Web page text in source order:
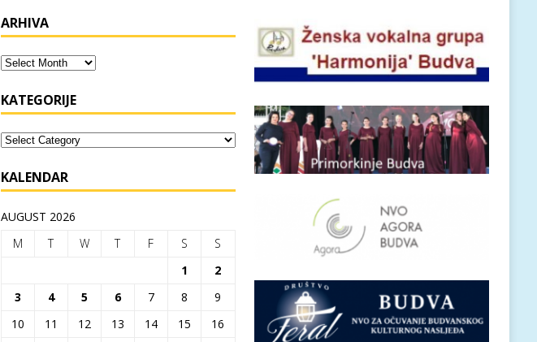
ARHIVA
KATEGORIJE
KALENDAR
AUGUST 2026
M
T W T F S
S
1
2
3
4 5 6 7 8
9
10
11 12 13 14 15
16